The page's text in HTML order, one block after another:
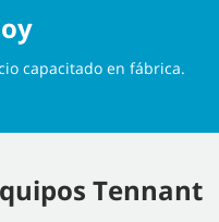
capacitado en fábrica.
Tennant